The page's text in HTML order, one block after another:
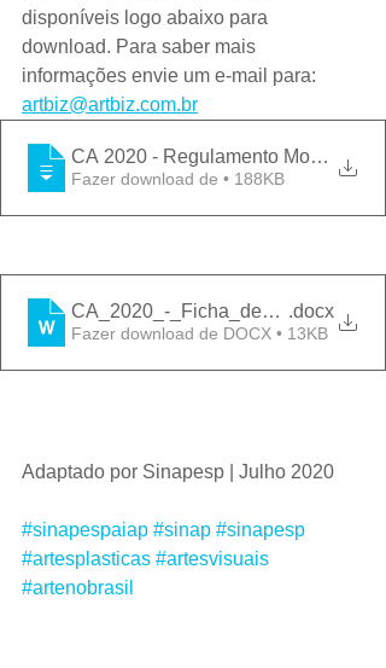
disponíveis logo abaixo para
download. Para saber mais
informações envie um e-mail para:
artbiz@artbiz.com.br
CA 2020 - Regulamento Mostra
Fazer download de • 188KB
CA_2020_-_Ficha_de_Inscricao
.docx
Fazer download de DOCX • 13KB
Adaptado por Sinapesp | Julho 2020
#sinapespaiap #sinap #sinapesp
#artesplasticas #artesvisuais
#artenobrasil